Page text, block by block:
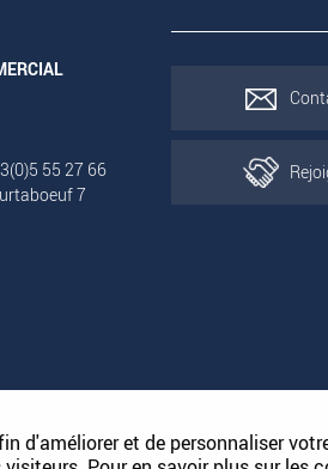
55 27 66
7
d'améliorer et de personnaliser